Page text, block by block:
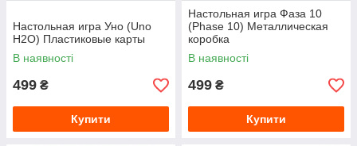
Настольная игра Уно (Uno
H2O) Пластиковые карты
В наявності
499 ₴
Купити
Настольная игра Фаза 10
(Phase 10) Металлическая
коробка
В наявності
499 ₴
Купити